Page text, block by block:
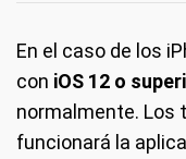
En el caso de los
con iOS 12 o
normalmente. Los
funcionará la